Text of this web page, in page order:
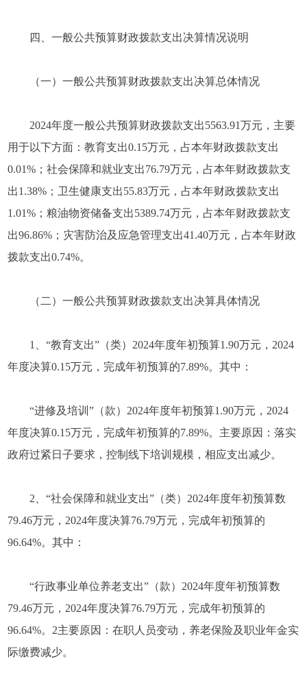
四、一般公共预算财政拨款支出决算情况说明
（一）一般公共预算财政拨款支出决算总体情况
2024年度一般公共预算财政拨款支出5563.91万元，主要
用于以下方面：教育支出0.15万元，占本年财政拨款支出
0.01%；社会保障和就业支出76.79万元，占本年财政拨款支
出1.38%；卫生健康支出55.83万元，占本年财政拨款支出
1.01%；粮油物资储备支出5389.74万元，占本年财政拨款支
出96.86%；灾害防治及应急管理支出41.40万元，占本年财政
拨款支出0.74%。
（二）一般公共预算财政拨款支出决算具体情况
1、“教育支出”（类）2024年度年初预算1.90万元，2024
年度决算0.15万元，完成年初预算的7.89%。其中：
“进修及培训”（款）2024年度年初预算1.90万元，2024
年度决算0.15万元，完成年初预算的7.89%。主要原因：落实
政府过紧日子要求，控制线下培训规模，相应支出减少。
2、“社会保障和就业支出”（类）2024年度年初预算数
79.46万元，2024年度决算76.79万元，完成年初预算的
96.64%。其中：
“行政事业单位养老支出”（款）2024年度年初预算数
79.46万元，2024年度决算76.79万元，完成年初预算的
96.64%。2主要原因：在职人员变动，养老保险及职业年金实
际缴费减少。